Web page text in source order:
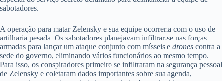
sabotadores.
A operação para matar Zelensky e sua equipe ocorreria com o uso de
artilharia pesada. Os sabotadores planejavam infiltrar-se nas forças
armadas para lançar um ataque conjunto com mísseis e drones contra a
sede do governo, eliminando vários funcionários ao mesmo tempo.
Para isso, os conspiradores primeiro se infiltraram na segurança pessoal
de Zelensky e coletaram dados importantes sobre sua agenda,